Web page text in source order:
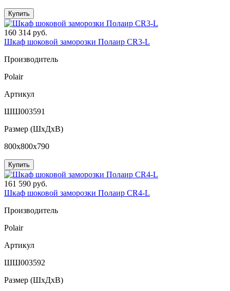
Купить
160 314 руб.
Шкаф шоковой заморозки Полаир CR3-L
Производитель
Polair
Артикул
ШШ003591
Размер (ШxДхВ)
800x800x790
Купить
161 590 руб.
Шкаф шоковой заморозки Полаир CR4-L
Производитель
Polair
Артикул
ШШ003592
Размер (ШxДхВ)